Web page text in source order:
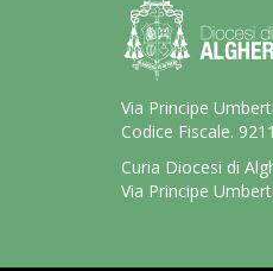
Via Principe
Codice Fiscale.
Curia Diocesi di
Via Principe